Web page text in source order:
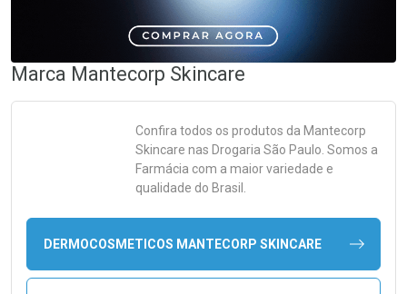
Marca Mantecorp Skincare
Confira todos os produtos da Mantecorp
Skincare nas Drogaria São Paulo. Somos a
Farmácia com a maior variedade e
qualidade do Brasil.
DERMOCOSMETICOS MANTECORP SKINCARE